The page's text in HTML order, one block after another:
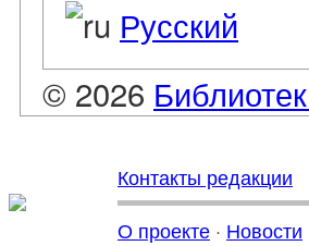
Русский
© 2026
Контакты редакции
О проекте · Новости